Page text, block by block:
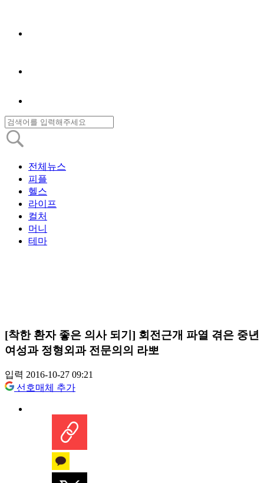
전체뉴스
피플
헬스
라이프
컬처
머니
테마
[착한 환자 좋은 의사 되기] 회전근개 파열 겪은 중년
여성과 정형외과 전문의의 라뽀
입력 2016-10-27 09:21
선호매체 추가